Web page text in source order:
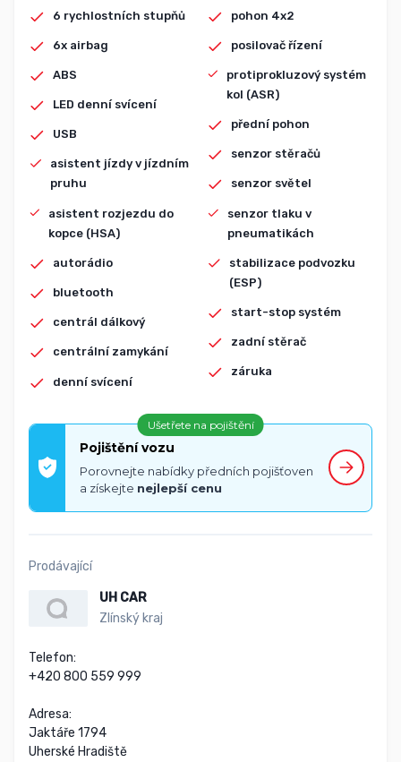
6 rychlostních stupňů
6x airbag
ABS
LED denní svícení
USB
asistent jízdy v jízdním
pruhu
asistent rozjezdu do
kopce (HSA)
autorádio
bluetooth
centrál dálkový
centrální zamykání
denní svícení
pohon 4x2
posilovač řízení
protiprokluzový systém
kol (ASR)
přední pohon
senzor stěračů
senzor světel
senzor tlaku v
pneumatikách
stabilizace podvozku
(ESP)
start-stop systém
zadní stěrač
záruka
Ušetřete na pojištění
Pojištění vozu
Porovnejte nabídky předních pojišťoven
a získejte nejlepší cenu
Prodávající
UH CAR
Zlínský kraj
Telefon:
+420 800 559 999
Adresa:
Jaktáře 1794
Uherské Hradiště